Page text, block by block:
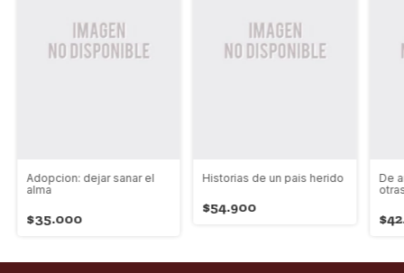
Adopcion: dejar sanar el
alma
$35.000
Historias de un pais herido
$54.900
De